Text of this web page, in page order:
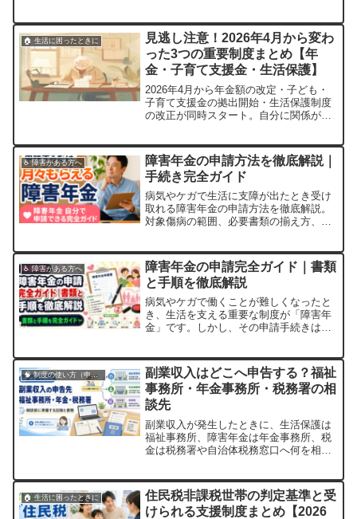
ししてくれる新しい制度や給付金がスタ
ートします。「自分に合った仕事がわか
らない…」「どの制度を使えばいい
の？」「...
🏠 生活に困ったときに
見逃し注意！2026年4月から変わ
った3つの重要制度まとめ【年
金・子育て支援金・生活保護】
2026年4月から年金額の改定・子ども・
子育て支援金の拠出開始・生活保護制度
の改正が同時スタート。自分に関係があ
♿ 障害がある方へ
障害年金の申請方法を徹底解説｜
手続き完全ガイド
病気やケガで生活に支障が出たとき受け
取れる障害年金の申請方法を徹底解説。
対象傷病の範囲、必要書類の揃え方、審
をご案内します。
♿ 障害がある方へ
障害年金の申請完全ガイド｜書類
と手順を徹底解説
病気やケガで働くことが難しくなったと
き、生活を支える重要な制度が「障害年
金」です。しかし、その申請手続きは複
際、申請を途中で諦めてしまう方や、書
類の […]
🧠 制度の使い方（申請・相談など）
副業収入はどこへ申告する？福祉
事務所・年金事務所・税務署の相
談先
副業収入が発生したときに、生活保護は
福祉事務所、障害年金は年金事務所、税
金は税務署や自治体税務窓口へ何を相談
🏠 生活に困ったときに
住民税非課税世帯の判定基準と受
けられる支援制度まとめ【2026